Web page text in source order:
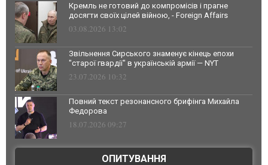
Кремль не готовий до компромісів і прагне
досягти своїх цілей війною, - Foreign Affairs
03.08.2026 13:02
Звільнення Сирського знаменує кінець епохи
"старої гвардії" в українській армії — NYT
23.07.2026 10:32
Повний текст резонансного брифінга Михайла
Федорова
18.07.2026 09:27
ОПИТУВАННЯ